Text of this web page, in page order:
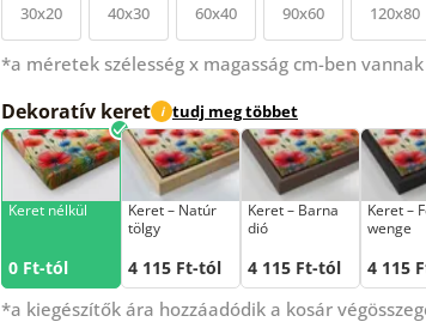
30x20 40x30 60x40 90x60 120x80
*a méretek szélesség x magasság cm-ben
Dekoratív keret i tudj meg többet
Keret nélkül
0 Ft-tól
Keret – Natúr
tölgy
4 115 Ft-tól
Keret – Barna
dió
4 115 Ft-tól
Keret –
wenge
4 115
*a kiegészítők ára hozzáadódik a kosár